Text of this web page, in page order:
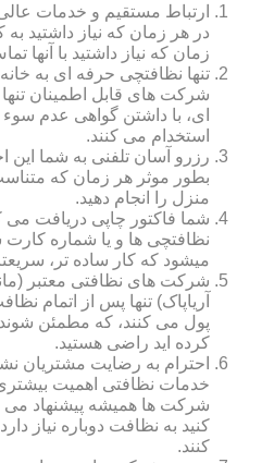
ارتباط مستقیم و خدمات
در هر زمان که نیاز داشتید به
زمان که نیاز داشتید با آنها
تنها نظافتچی حرفه ای به
شرکت های قابل اطمینان
ای، با داشتن گواهی عدم سوء
استخدام می کنند.
رزرو آسان تلفنی به شما
بطور موثر هر زمان که
منزل را انجام دهید.
شما فاکتور چاپی دریافت می
نظافتچی ها و یا شماره
میشود که کار ساده تر،
شرکت های نظافتی معتبر
آریاپاک) تنها پس از اتمام
پول می کنند، که مطمئن
کرده اید راضی هستید.
احترام به رضایت مشتریان
خدمات نظافتی اهمیت
شرکت ها همیشه پیشنهاد
کنید به نظافت دوباره نیاز
کنند.